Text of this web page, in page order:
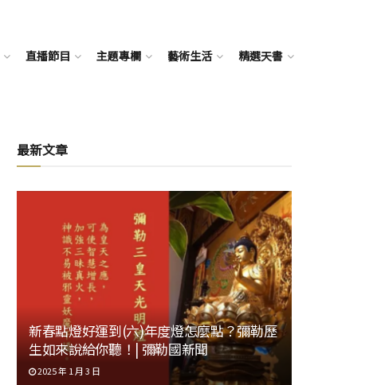
直播節目 主題專欄 藝術生活 精選天書
最新文章
新春點燈好運到(六)年度燈怎麼點？彌勒歷
生如來說給你聽！| 彌勒國新聞
2025 年 1 月 3 日